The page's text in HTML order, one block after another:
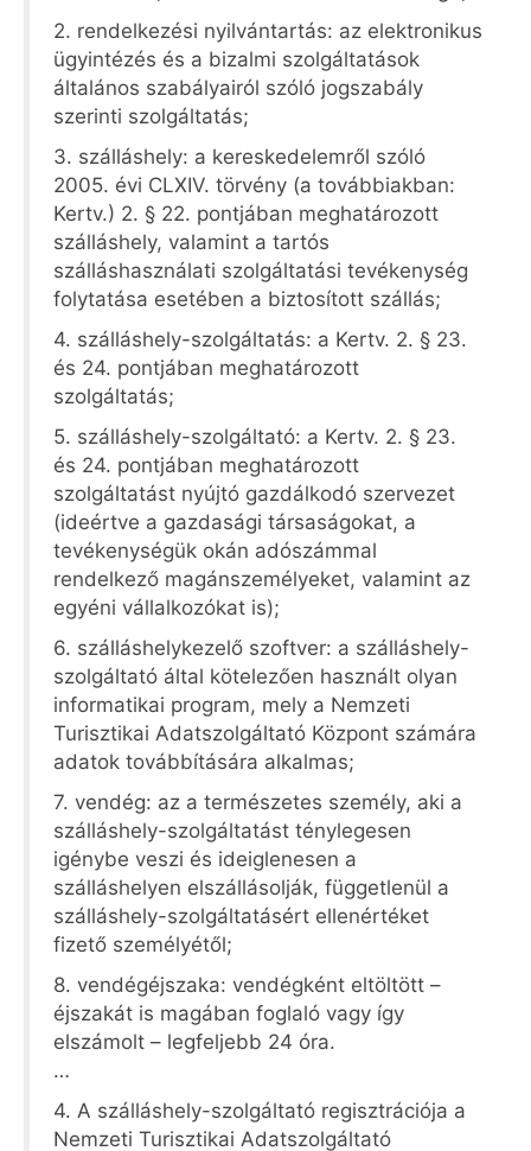
2. rendelkezési nyilvántartás: az elektronikus
ügyintézés és a bizalmi szolgáltatások
általános szabályairól szóló jogszabály
szerinti szolgáltatás;
3. szálláshely: a kereskedelemről szóló
2005. évi CLXIV. törvény (a továbbiakban:
Kertv.) 2. § 22. pontjában meghatározott
szálláshely, valamint a tartós
szálláshasználati szolgáltatási tevékenység
folytatása esetében a biztosított szállás;
4. szálláshely-szolgáltatás: a Kertv. 2. § 23.
és 24. pontjában meghatározott
szolgáltatás;
5. szálláshely-szolgáltató: a Kertv. 2. § 23.
és 24. pontjában meghatározott
szolgáltatást nyújtó gazdálkodó szervezet
(ideértve a gazdasági társaságokat, a
tevékenységük okán adószámmal
rendelkező magánszemélyeket, valamint az
egyéni vállalkozókat is);
6. szálláshelykezelő szoftver: a szálláshely-
szolgáltató által kötelezően használt olyan
informatikai program, mely a Nemzeti
Turisztikai Adatszolgáltató Központ számára
adatok továbbítására alkalmas;
7. vendég: az a természetes személy, aki a
szálláshely-szolgáltatást ténylegesen
igénybe veszi és ideiglenesen a
szálláshelyen elszállásolják, függetlenül a
szálláshely-szolgáltatásért ellenértéket
fizető személyétől;
8. vendégéjszaka: vendégként eltöltött –
éjszakát is magában foglaló vagy így
elszámolt – legfeljebb 24 óra.
…
4. A szálláshely-szolgáltató regisztrációja a
Nemzeti Turisztikai Adatszolgáltató